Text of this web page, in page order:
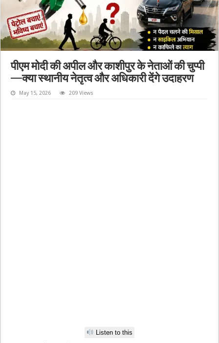
पीएम मोदी की अपील और काशीपुर के नेताओं की चुप्पी
—क्या स्थानीय नेतृत्व और अधिकारी देंगे उदाहरण
May 15, 2026 209 Views
Listen to this